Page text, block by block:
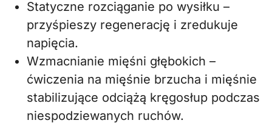
Statyczne rozciąganie po wysiłku –
przyśpieszy regenerację i zredukuje
napięcia.
Wzmacnianie mięśni głębokich –
ćwiczenia na mięśnie brzucha i mięśnie
stabilizujące odciążą kręgosłup podczas
niespodziewanych ruchów.